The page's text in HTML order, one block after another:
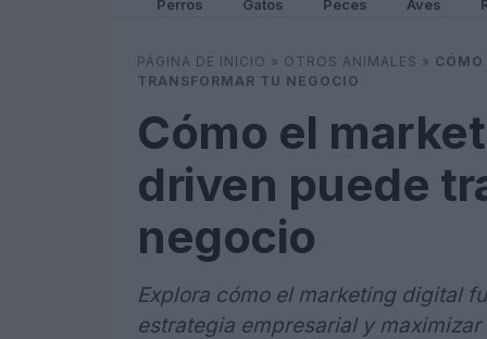
Perros Gatos Peces Aves
PÁGINA DE INICIO » OTROS ANIMALES »
TRANSFORMAR TU NEGOCIO
Cómo el
driven puede
negocio
Explora cómo el marketing digital
estrategia empresarial y